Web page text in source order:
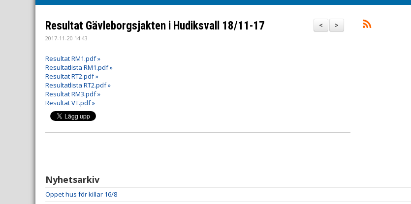
>
<
Resultat Gävleborgsjakten i Hudiksvall 18/11-17
2017-11-20 14:43
Resultat RM1.pdf »
Resultatlista RM1.pdf »
Resultat RT2.pdf »
Resultatlista RT2.pdf »
Resultat RM3.pdf »
Resultat VT.pdf »
Nyhetsarkiv
Öppet hus för killar 16/8